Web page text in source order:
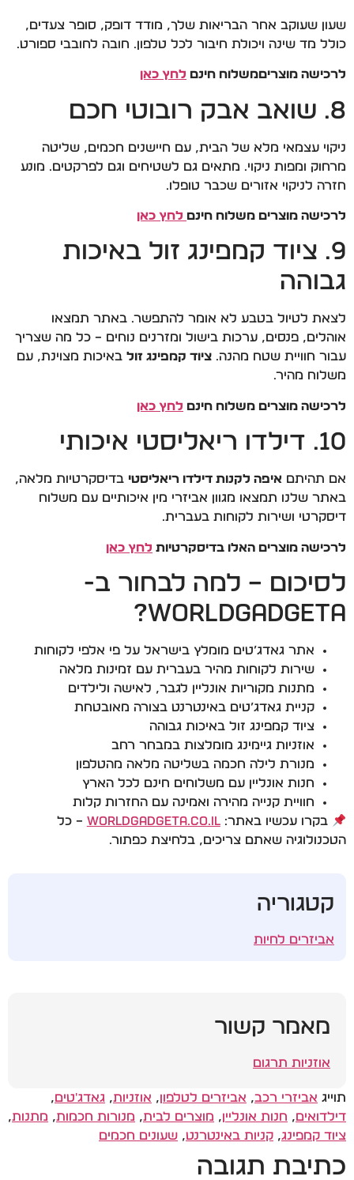
שעון שעוקב אחר הבריאות שלך, מודד דופק, סופר צעדים,
כולל מד שינה ויכולת חיבור לכל טלפון. חובה לחובבי ספורט.
לרכישה מוצריםמשלוח חינם לחץ כאן
8. שואב אבק רובוטי חכם
ניקוי עצמאי מלא של הבית, עם חיישנים חכמים, שליטה
מרחוק ומפות ניקוי. מתאים גם לשטיחים וגם לפרקטים. מונע
חזרה לניקוי אזורים שכבר טופלו.
לרכישה מוצרים משלוח חינם לחץ כאן
9. ציוד קמפינג זול באיכות
גבוהה
לצאת לטיול בטבע לא אומר להתפשר. באתר תמצאו
אוהלים, פנסים, ערכות בישול ומזרנים נוחים – כל מה שצריך
עבור חוויית שטח מהנה. ציוד קמפינג זול באיכות מצוינת, עם
משלוח מהיר.
לרכישה מוצרים משלוח חינם לחץ כאן
10. דילדו ריאליסטי איכותי
אם תהיתם איפה לקנות דילדו ריאליסטי בדיסקרטיות מלאה,
באתר שלנו תמצאו מגוון אביזרי מין איכותיים עם משלוח
דיסקרטי ושירות לקוחות בעברית.
לרכישה מוצרים האלו בדיסקרטיות לחץ כאן
לסיכום – למה לבחור ב-
WorldGadgeta?
אתר גאדג’טים מומלץ בישראל על פי אלפי לקוחות
שירות לקוחות מהיר בעברית עם זמינות מלאה
מתנות מקוריות אונליין לגבר, לאישה ולילדים
קניית גאדג’טים באינטרנט בצורה מאובטחת
ציוד קמפינג זול באיכות גבוהה
אוזניות גיימינג מומלצות במבחר רחב
מנורת לילה חכמה בשליטה מלאה מהטלפון
חנות אונליין עם משלוחים חינם לכל הארץ
חוויית קנייה מהירה ואמינה עם החזרות קלות
בקרו עכשיו באתר:WorldGadgeta.co.il – כל
הטכנולוגיה שאתם צריכים, בלחיצת כפתור.
קטגוריה
אביזרים לחיות
מאמר קשור
אוזניות תרגום
תוייג אביזרי רכב, אביזרים לטלפון, אוזניות, גאדג'טים,
דילדואים, חנות אונליין, מוצרים לבית, מנורות חכמות, מתנות,
ציוד קמפינג, קניות באינטרנט, שעונים חכמים
כתיבת תגובה